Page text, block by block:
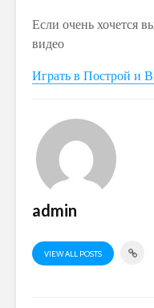
Если очень хочется
видео
Играть в Построй и
admin
VIEW ALL POSTS